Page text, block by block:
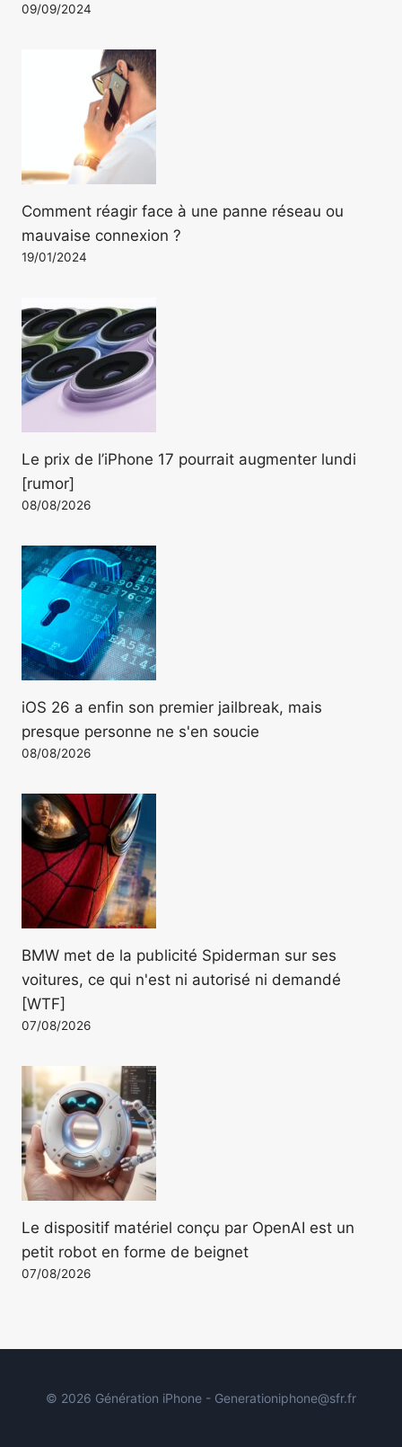
09/09/2024
Comment réagir face à une panne réseau ou
mauvaise connexion ?
19/01/2024
Le prix de l’iPhone 17 pourrait augmenter lundi
[rumor]
08/08/2026
iOS 26 a enfin son premier jailbreak, mais
presque personne ne s'en soucie
08/08/2026
BMW met de la publicité Spiderman sur ses
voitures, ce qui n'est ni autorisé ni demandé
[WTF]
07/08/2026
Le dispositif matériel conçu par OpenAI est un
petit robot en forme de beignet
07/08/2026
© 2026 Génération iPhone - Generationiphone@sfr.fr